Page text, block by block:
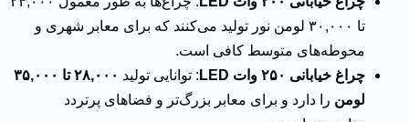
تا ۳۰,۰۰۰ لومن نور تولید می‌کنند که برای معابر شهری و
محوطه‌های متوسط کافی است.
چراغ خیابانی ۲۵۰ وات LED
: توانایی تولید
۲۸,۰۰۰ تا ۳۵,۰۰۰
لومن را دارد و برای معابر بزرگ‌تر و فضاهای پرتردد